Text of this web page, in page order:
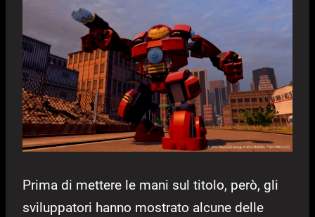
Prima di mettere le mani sul titolo, però, gli
sviluppatori hanno mostrato alcune delle